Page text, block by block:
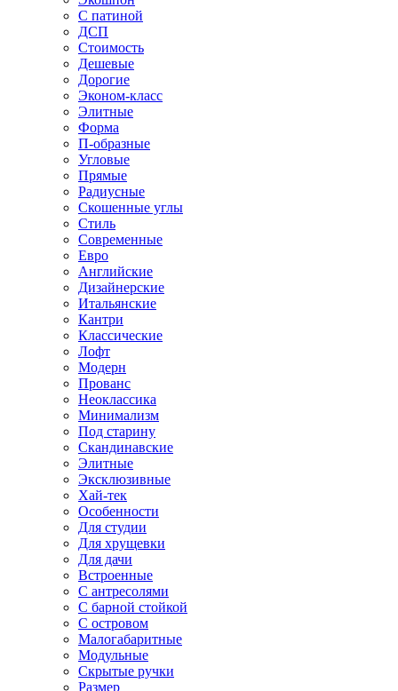
С патиной
ДСП
Стоимость
Дешевые
Дорогие
Эконом-класс
Элитные
Форма
П-образные
Угловые
Прямые
Радиусные
Скошенные углы
Стиль
Современные
Евро
Английские
Дизайнерские
Итальянские
Кантри
Классические
Лофт
Модерн
Прованс
Неоклассика
Минимализм
Под старину
Скандинавские
Элитные
Эксклюзивные
Хай-тек
Особенности
Для студии
Для хрущевки
Для дачи
Встроенные
С антресолями
С барной стойкой
С островом
Малогабаритные
Модульные
Скрытые ручки
Размер